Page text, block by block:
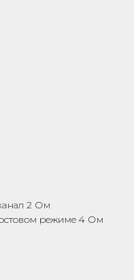
2 Ом
режиме 4 Ом